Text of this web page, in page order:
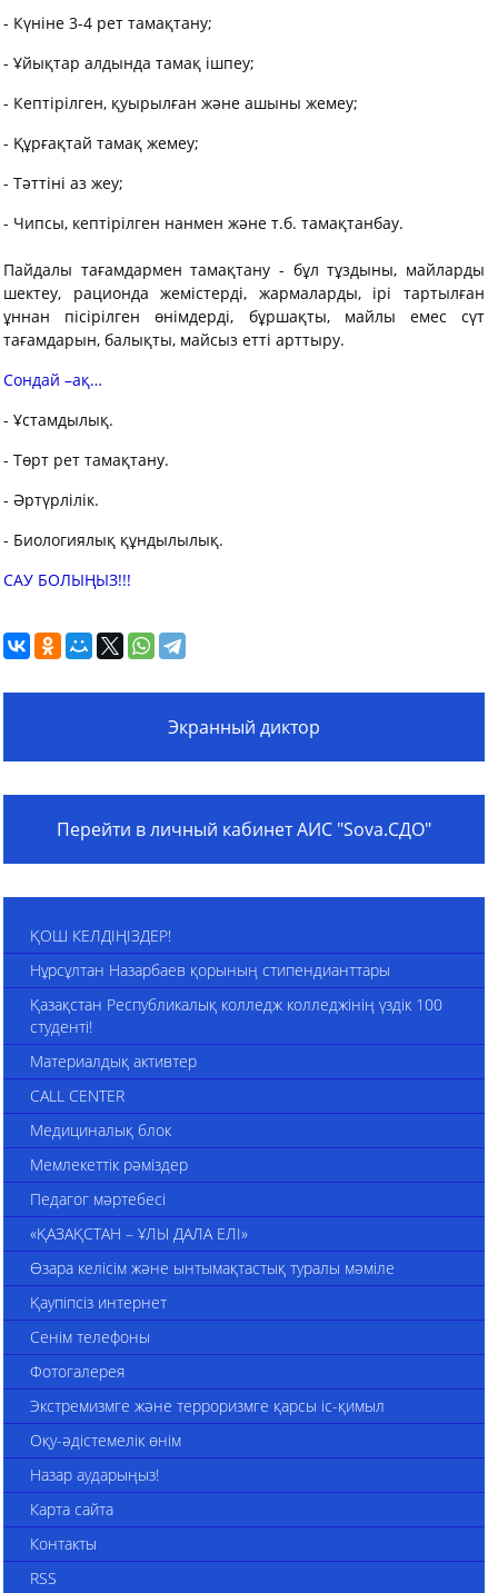
- Күніне 3-4 рет тамақтану;
- Ұйықтар алдында тамақ ішпеу;
- Кептірілген, қуырылған және ашыны жемеу;
- Құрғақтай тамақ жемеу;
- Тәттіні аз жеу;
- Чипсы, кептірілген нанмен және т.б. тамақтанбау.
Пайдалы тағамдармен тамақтану - бұл тұздыны, майларды
шектеу, рационда жемістерді, жармаларды, ірі тартылған
ұннан пісірілген өнімдерді, бұршақты, майлы емес сүт
тағамдарын, балықты, майсыз етті арттыру.
Сондай –ақ…
- Ұстамдылық.
- Төрт рет тамақтану.
- Әртүрлілік.
- Биологиялық құндылылық.
САУ БОЛЫҢЫЗ!!!
Экранный диктор
Перейти в личный кабинет АИС "Sova.СДО"
ҚОШ КЕЛДІҢІЗДЕР!
Нұрсұлтан Назарбаев қорының стипендианттары
Қазақстан Республикалық колледж колледжінің үздік 100
студенті!
Материалдық активтер
CALL CENTER
Медициналық блок
Мемлекеттік рәміздер
Педагог мәртебесі
«ҚАЗАҚСТАН – ҰЛЫ ДАЛА ЕЛІ»
Өзара келісім және ынтымақтастық туралы мәміле
Қаупіпсіз интернет
Сенім телефоны
Фотогалерея
Экстремизмге және терроризмге қарсы іс-қимыл
Оқу-әдістемелік өнім
Назар аударыңыз!
Карта сайта
Контакты
RSS